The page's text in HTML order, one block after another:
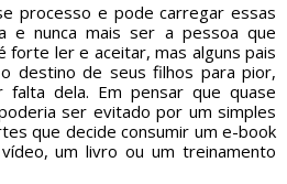
processo e pode carregar essas
e nunca mais ser a pessoa que
forte ler e aceitar, mas alguns pais
destino de seus filhos para pior,
dela. Em pensar que quase
ser evitado por um simples
que decide consumir um e-book
um livro ou um treinamento